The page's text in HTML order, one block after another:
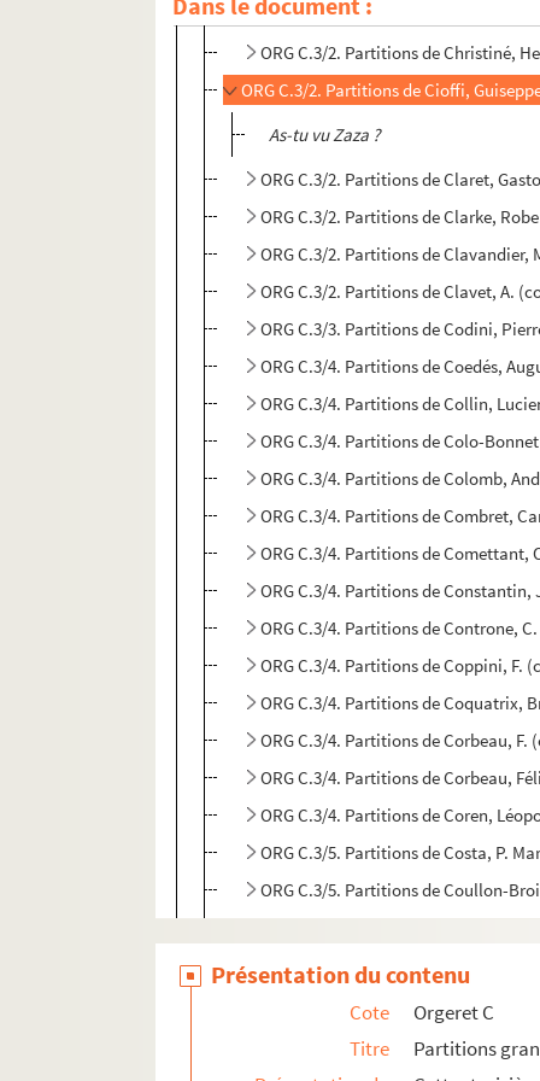
ORG C.3/2. Partitions de Chrétien,
ORG C.3/2. Partitions de Christiné,
ORG C.3/2. Partitions de Cioffi,
As-tu vu Zaza ?
ORG C.3/2. Partitions de Claret,
ORG C.3/2. Partitions de Clarke,
ORG C.3/2. Partitions de
ORG C.3/2. Partitions de Clavet, A.
ORG C.3/3. Partitions de Codini,
ORG C.3/4. Partitions de Coedés,
ORG C.3/4. Partitions de Collin,
ORG C.3/4. Partitions de Colo-
ORG C.3/4. Partitions de Colomb,
ORG C.3/4. Partitions de Combret,
ORG C.3/4. Partitions de Comettant,
ORG C.3/4. Partitions de Constantin,
ORG C.3/4. Partitions de Controne,
ORG C.3/4. Partitions de Coppini, F.
ORG C.3/4. Partitions de Coquatrix,
ORG C.3/4. Partitions de Corbeau, F.
ORG C.3/4. Partitions de Corbeau,
ORG C.3/4. Partitions de Coren,
ORG C.3/5. Partitions de Costa, P.
ORG C.3/5. Partitions de Coullon-
ORG C.3/5. Partitions de Couturier,
ORG C.3/5. Partitions de Coward,
ORG C.3/5. Partitions de Craft,
Présentation du contenu
Cote
Orgeret C
Titre
Partitions